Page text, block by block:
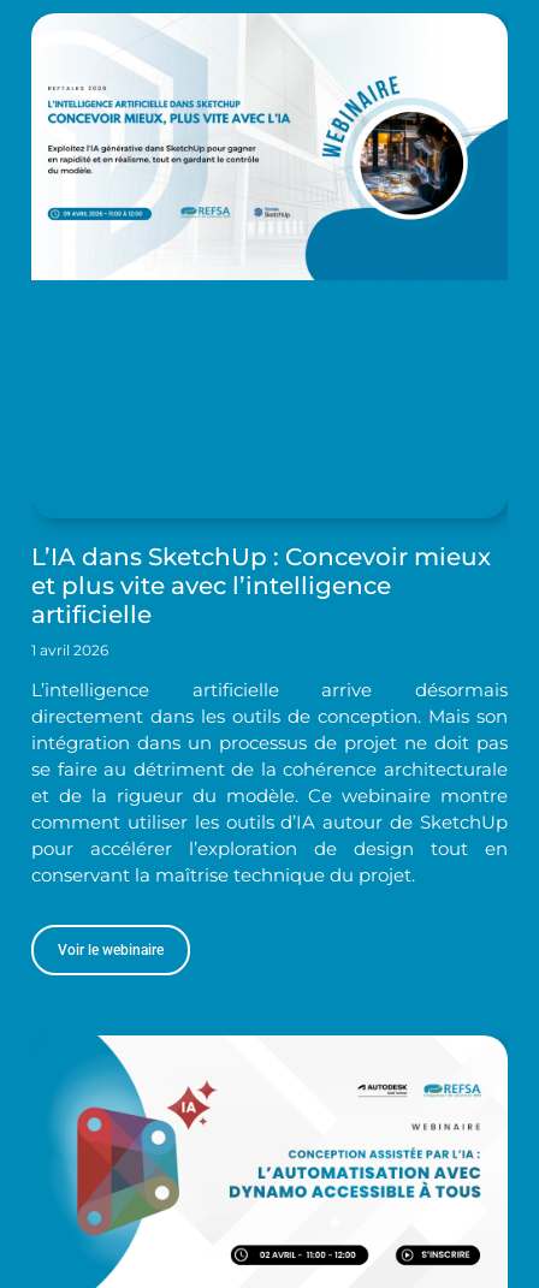
L’IA dans SketchUp : Concevoir mieux
et plus vite avec l’intelligence
artificielle
1 avril 2026
L’intelligence artificielle arrive désormais
directement dans les outils de conception. Mais son
intégration dans un processus de projet ne doit pas
se faire au détriment de la cohérence architecturale
et de la rigueur du modèle. Ce webinaire montre
comment utiliser les outils d’IA autour de SketchUp
pour accélérer l’exploration de design tout en
conservant la maîtrise technique du projet.
Voir le webinaire